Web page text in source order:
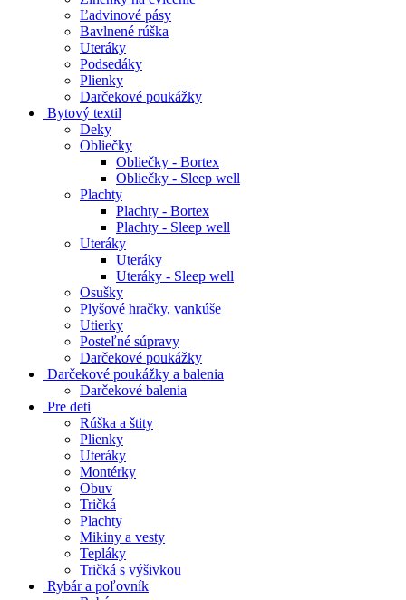
Ľadvinové pásy
Bavlnené rúška
Uteráky
Podsedáky
Plienky
Darčekové poukážky
Bytový textil
Deky
Obliečky
Obliečky - Bortex
Obliečky - Sleep well
Plachty
Plachty - Bortex
Plachty - Sleep well
Uteráky
Uteráky
Uteráky - Sleep well
Osušky
Plyšové hračky, vankúše
Utierky
Posteľné súpravy
Darčekové poukážky
Darčekové poukážky a balenia
Darčekové balenia
Pre deti
Rúška a štity
Plienky
Uteráky
Montérky
Obuv
Tričká
Plachty
Mikiny a vesty
Tepláky
Tričká s výšivkou
Rybár a poľovník